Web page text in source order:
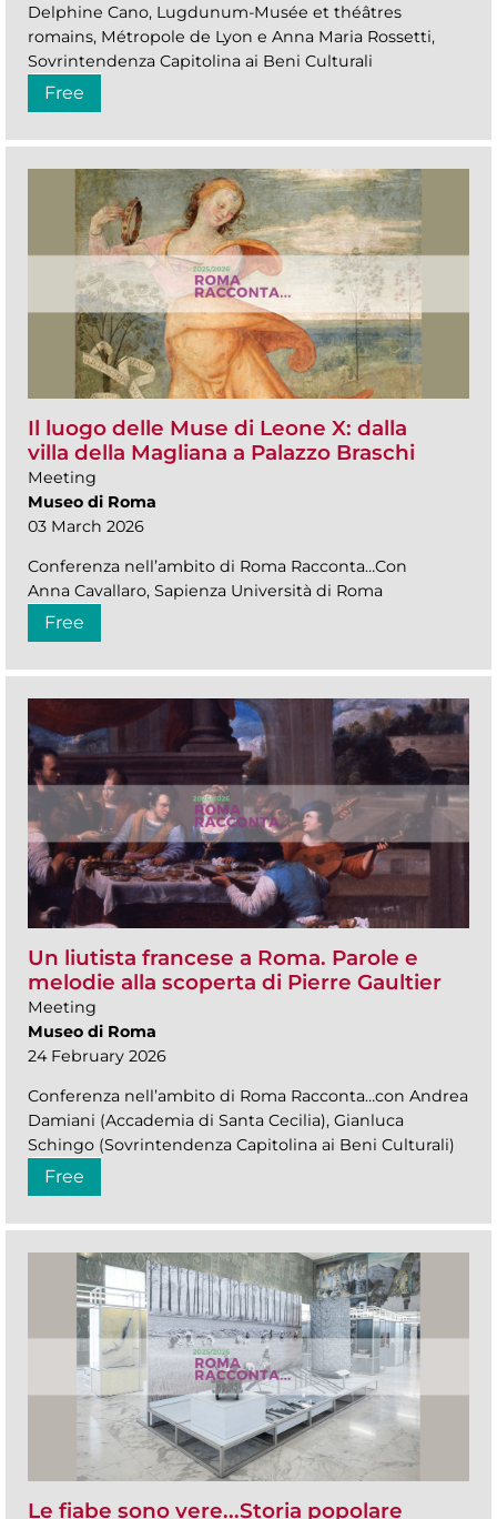
Delphine Cano, Lugdunum-Musée et théâtres
romains, Métropole de Lyon e Anna Maria Rossetti,
Sovrintendenza Capitolina ai Beni Culturali
Free
Il luogo delle Muse di Leone X: dalla
villa della Magliana a Palazzo Braschi
Meeting
Museo di Roma
03 March 2026
Conferenza nell’ambito di Roma Racconta…Con
Anna Cavallaro, Sapienza Università di Roma
Free
Un liutista francese a Roma. Parole e
melodie alla scoperta di Pierre Gaultier
Meeting
Museo di Roma
24 February 2026
Conferenza nell’ambito di Roma Racconta…con Andrea
Damiani (Accademia di Santa Cecilia), Gianluca
Schingo (Sovrintendenza Capitolina ai Beni Culturali)
Free
Le fiabe sono vere...Storia popolare